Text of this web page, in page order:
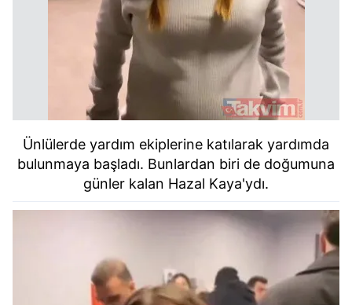
Ünlülerde yardım ekiplerine katılarak yardımda
bulunmaya başladı. Bunlardan biri de doğumuna
günler kalan Hazal Kaya'ydı.